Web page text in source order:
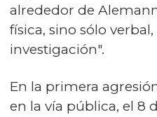
alrededor de
física, sino sólo
investigación".
En la primera
en la vía pública, el 8